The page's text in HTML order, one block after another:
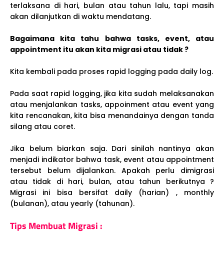
terlaksana di hari, bulan atau tahun lalu, tapi masih
akan dilanjutkan di waktu mendatang.
Bagaimana kita tahu bahwa tasks, event, atau
appointment itu akan kita migrasi atau tidak ?
Kita kembali pada proses rapid logging pada daily log.
Pada saat rapid logging, jika kita sudah melaksanakan
atau menjalankan tasks, appoinment atau event yang
kita rencanakan, kita bisa menandainya dengan tanda
silang atau coret.
Jika belum biarkan saja. Dari sinilah nantinya akan
menjadi indikator bahwa task, event atau appointment
tersebut belum dijalankan. Apakah perlu dimigrasi
atau tidak di hari, bulan, atau tahun berikutnya ?
Migrasi ini bisa bersifat daily (harian) , monthly
(bulanan), atau yearly (tahunan).
Tips Membuat Migrasi :